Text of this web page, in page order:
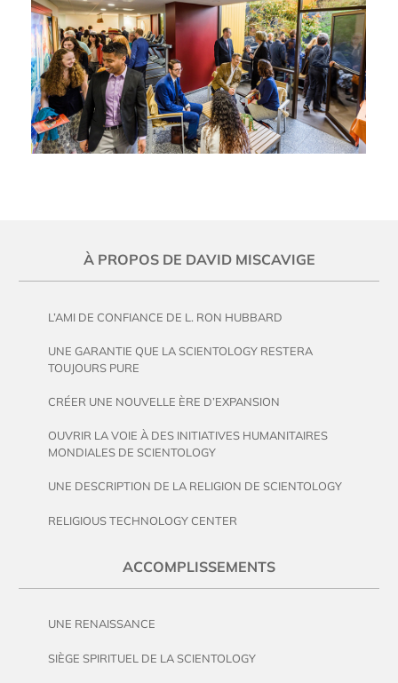
À PROPOS DE DAVID MISCAVIGE
L’AMI DE CONFIANCE DE L. RON HUBBARD
UNE GARANTIE QUE LA SCIENTOLOGY RESTERA
TOUJOURS PURE
CRÉER UNE NOUVELLE ÈRE D’EXPANSION
OUVRIR LA VOIE À DES INITIATIVES HUMANITAIRES
MONDIALES DE SCIENTOLOGY
UNE DESCRIPTION DE LA RELIGION DE SCIENTOLOGY
RELIGIOUS TECHNOLOGY CENTER
ACCOMPLISSEMENTS
UNE RENAISSANCE
SIÈGE SPIRITUEL DE LA SCIENTOLOGY